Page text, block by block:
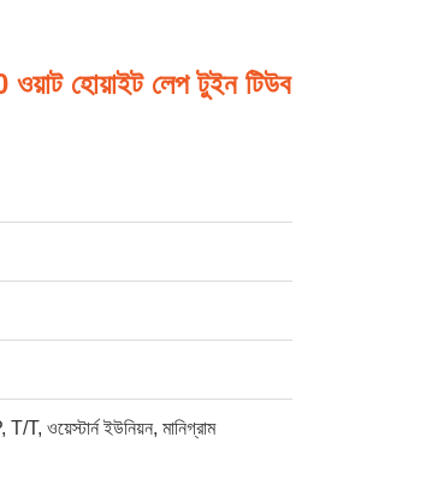
হোয়াইট লেপ টুইন টিউব
ওয়েস্টার্ন ইউনিয়ন, মানিগ্রাম